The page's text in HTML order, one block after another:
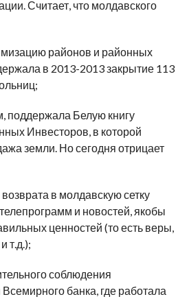
Считает, что молдавского
районов и районных
в 2013-2013 закрытие 113
поддержала Белую книгу
Инвесторов, в которой
земли. Но сегодня отрицает
в молдавскую сетку
и новостей, якобы
ценностей (то есть веры,
т.д.);
соблюдения
банка, где работала